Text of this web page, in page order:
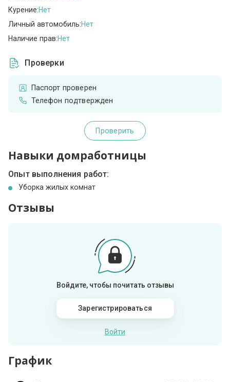
Курение:Нет
Личный автомобиль:Нет
Наличие прав:Нет
Проверки
Паспорт проверен
Телефон подтвержден
Проверить
Навыки домработницы
Опыт выполнения работ:
Уборка жилых комнат
Отзывы
Войдите, чтобы почитать отзывы
Зарегистрироваться
Войти
График